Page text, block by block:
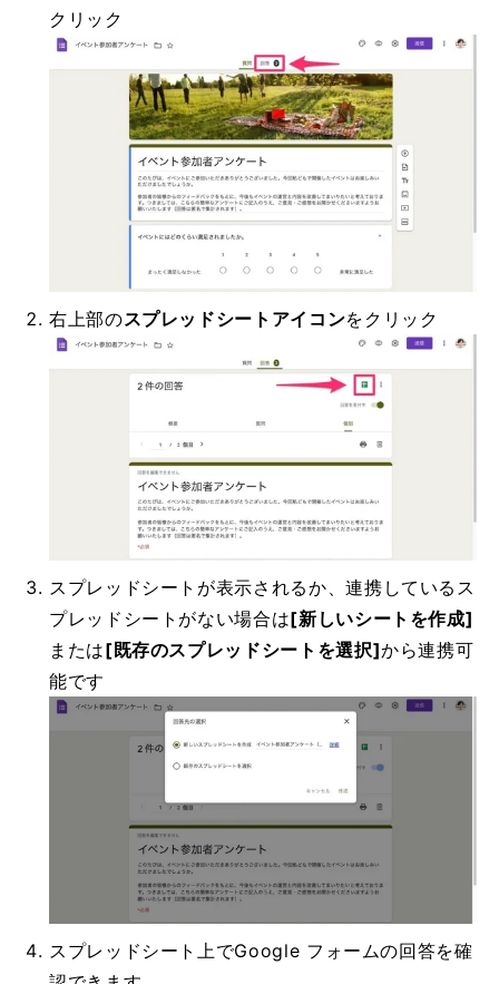
クリック
右上部のスプレッドシートアイコンをクリック
スプレッドシートが表示されるか、連携しているス
プレッドシートがない場合は[新しいシートを作成]
または[既存のスプレッドシートを選択]から連携可
能です
スプレッドシート上でGoogle フォームの回答を確